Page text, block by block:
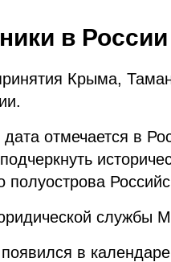
в России
Крыма,
отмечается в
полуострова
службы
в